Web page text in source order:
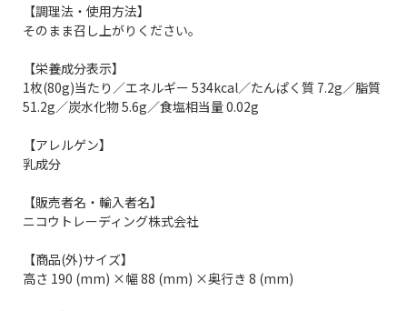
【調理法・使用方法】
そのまま召し上がりください。
【栄養成分表示】
1枚(80g)当たり／エネルギー 534kcal／たんぱく質 7.2g／脂質
51.2g／炭水化物 5.6g／食塩相当量 0.02g
【アレルゲン】
乳成分
【販売者名・輸入者名】
ニコウトレーディング株式会社
【商品(外)サイズ】
高さ 190 (mm) ×幅 88 (mm) ×奥行き 8 (mm)